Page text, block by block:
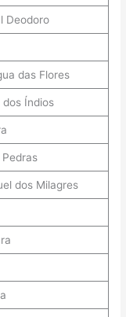
Deodoro
das Flores
dos Índios
dos Milagres